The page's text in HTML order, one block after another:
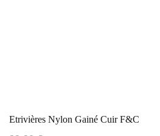
Etrivières Nylon Gainé Cuir F&C